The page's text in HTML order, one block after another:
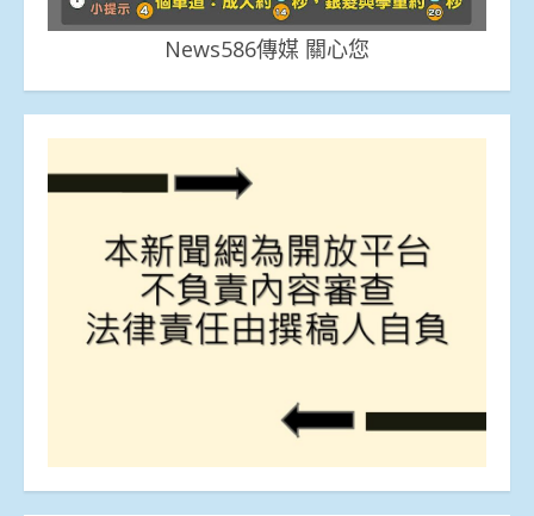
News586傳媒 關心您